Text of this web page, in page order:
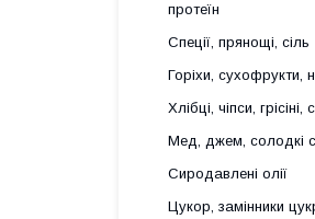
протеїн
Спеції, прянощі, сіль
Горіхи, сухофрукти,
Хлібці, чіпси, грісіні,
Мед, джем, солодкі
Сиродавлені олії
Цукор, замінники